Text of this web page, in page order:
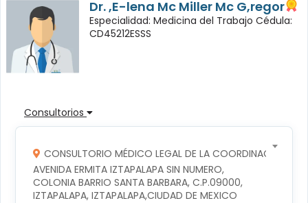
Dr. ,E-lena Mc Miller Mc G,regor
Especialidad: Medicina del Trabajo Cédula:
CD45212ESSS
Consultorios
CONSULTORIO MÉDICO LEGAL DE LA COORDINACION
AVENIDA ERMITA IZTAPALAPA SIN NUMERO,
COLONIA BARRIO SANTA BARBARA, C.P.09000,
IZTAPALAPA, IZTAPALAPA,CIUDAD DE MEXICO